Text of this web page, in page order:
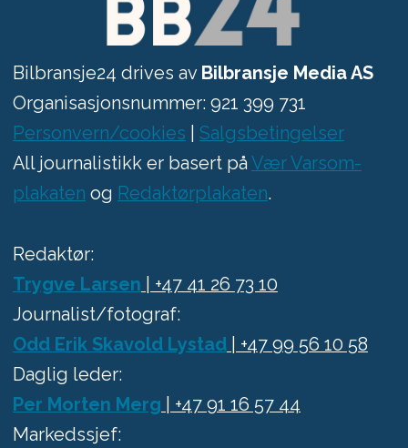
Bilbransje24 drives av Bilbransje Media AS
Organisasjonsnummer: 921 399 731
Personvern/cookies
Salgsbetingelser
All journalistikk er basert på Vær Varsom-
plakaten og Redaktørplakaten.
Redaktør:
Trygve Larsen | +47 41 26 73 10
Journalist/fotograf:
Odd Erik Skavold Lystad| +47 99 56 10 58
Daglig leder:
Per Morten Merg | +47 91 16 57 44
Markedssjef: